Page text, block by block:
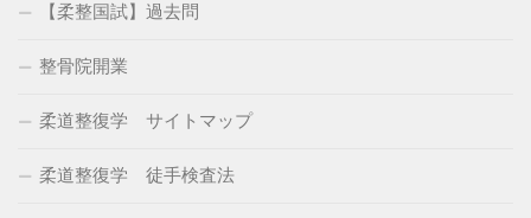
【柔整国試】過去問
整骨院開業
柔道整復学 サイトマップ
柔道整復学 徒手検査法